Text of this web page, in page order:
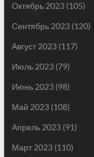
Октябрь 2023(105)
Сентябрь 2023(120)
Август 2023(117)
Июль 2023(79)
Июнь 2023(98)
Май 2023(108)
Апрель 2023(91)
Март 2023(110)